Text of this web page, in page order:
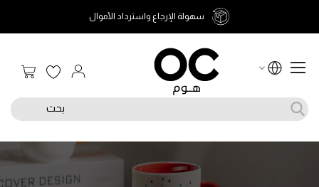
سهولة الإرجاع واسترداد الأموال
سلة
بحث